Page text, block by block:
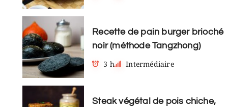
Recette de pain burger brioché
noir (méthode Tangzhong)
3 h
Intermédiaire
Steak végétal de pois chiche,